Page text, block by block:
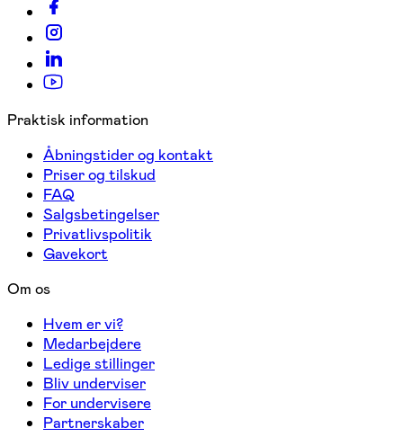
Praktisk information
Åbningstider og kontakt
Priser og tilskud
FAQ
Salgsbetingelser
Privatlivspolitik
Gavekort
Om os
Hvem er vi?
Medarbejdere
Ledige stillinger
Bliv underviser
For undervisere
Partnerskaber